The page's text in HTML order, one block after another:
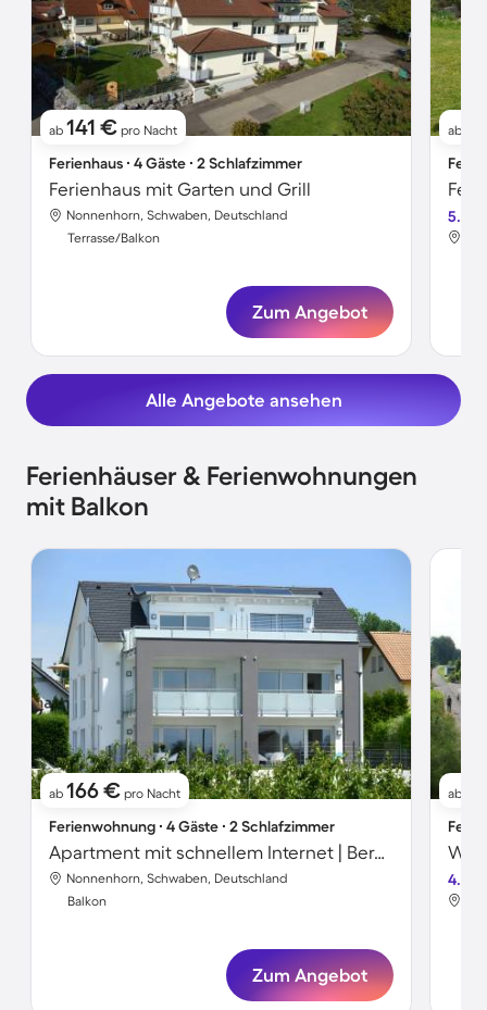
ab 141 € pro Nacht
Ferienhaus ∙ 4 Gäste ∙ 2 Schlafzimmer
Ferienhaus mit Garten und Grill
Nonnenhorn, Schwaben, Deutschland
Terrasse/Balkon
Zum Angebot
ab
5.0
Alle Angebote ansehen
Ferienhäuser & Ferienwohnungen
mit Balkon
ab 166 € pro Nacht
Ferienwohnung ∙ 4 Gäste ∙ 2 Schlafzimmer
Apartment mit schnellem Internet | Bergblick
Nonnenhorn, Schwaben, Deutschland
Balkon
Zum Angebot
ab
4.7